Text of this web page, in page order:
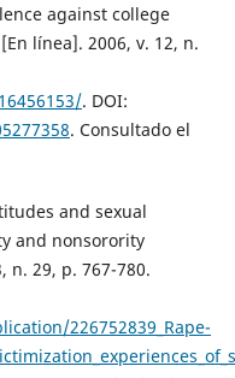
against college
línea]. 2006, v. 12, n.
. DOI:
. Consultado el
and sexual
and nonsorority
n. 29, p. 767-780.
226752839_Rape-